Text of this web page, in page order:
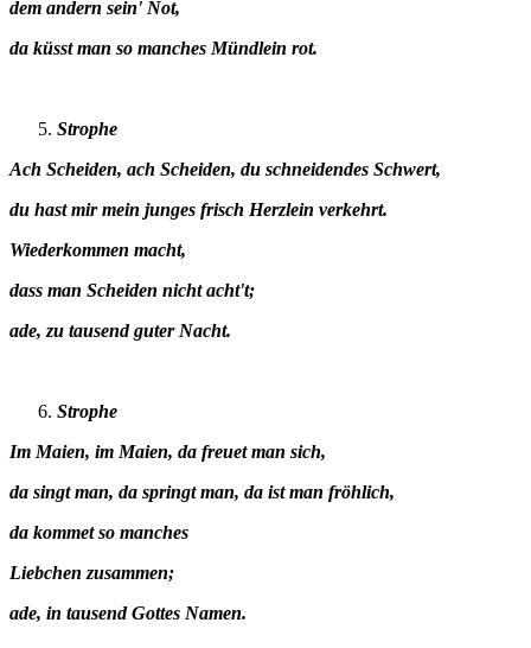
dem andern sein' Not,
da küsst man so manches Mündlein rot.
Strophe
Ach Scheiden, ach Scheiden, du schneidendes Schwert,
du hast mir mein junges frisch Herzlein verkehrt.
Wiederkommen macht,
dass man Scheiden nicht acht't;
ade, zu tausend guter Nacht.
Strophe
Im Maien, im Maien, da freuet man sich,
da singt man, da springt man, da ist man fröhlich,
da kommet so manches
Liebchen zusammen;
ade, in tausend Gottes Namen.